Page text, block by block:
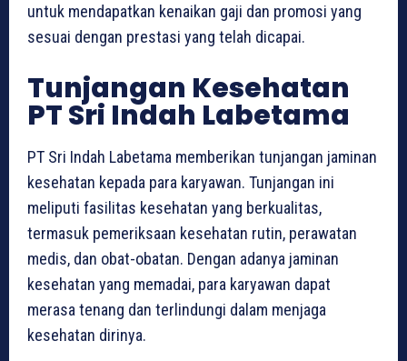
untuk mendapatkan kenaikan gaji dan promosi yang
sesuai dengan prestasi yang telah dicapai.
Tunjangan Kesehatan
PT Sri Indah Labetama
PT Sri Indah Labetama memberikan tunjangan jaminan
kesehatan kepada para karyawan. Tunjangan ini
meliputi fasilitas kesehatan yang berkualitas,
termasuk pemeriksaan kesehatan rutin, perawatan
medis, dan obat-obatan. Dengan adanya jaminan
kesehatan yang memadai, para karyawan dapat
merasa tenang dan terlindungi dalam menjaga
kesehatan dirinya.